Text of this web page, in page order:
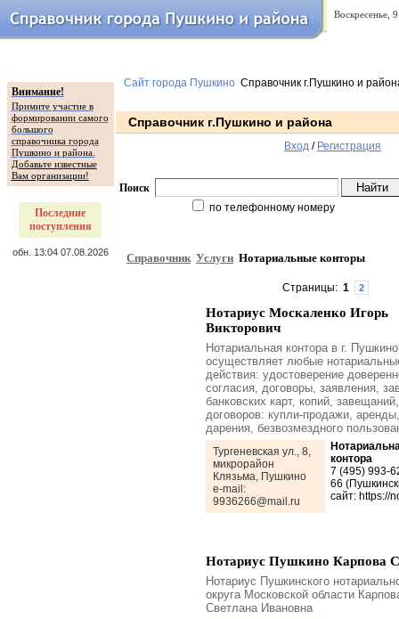
Воскресенье,
Вход / Регистрация
Внимание!
Примите участие в
формировании самого
большого
справочника города
Пушкино и района.
Добавьте известные
Вам организации!
Последние
поступления
обн. 13:04 07.08.2026
Сайт города Пушкино Справочник г.Пушкино и
Справочник г.Пушкино и района
Поиск
по телефонному номеру
Справочник Услуги Нотариальные конторы
Страницы: 1 2
Нотариус Москаленко Игорь
Викторович
Нотариальная контора в г. Пушкино
осуществляет любые
действия: удостоверение
согласия, договоры, заявления,
банковских карт, копий, завещаний,
договоров: купли-продажи, аренды,
дарения, безвозмездного
Тургеневская ул., 8,
микрорайон
Клязьма, Пушкино
e-mail:
9936266@mail.ru
контора
7 (495) 993-
66
сайт: https://
Нотариус Пушкино Карпова
Нотариус Пушкинского
округа Московской области
Светлана Ивановна